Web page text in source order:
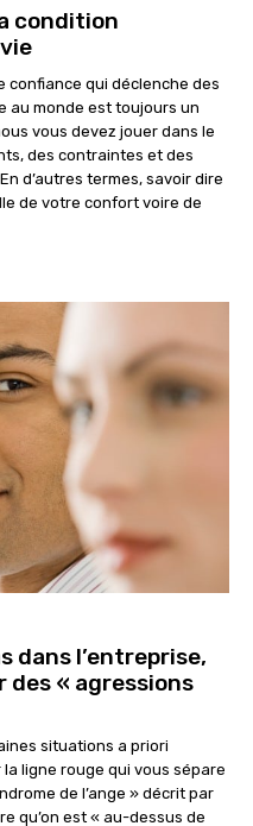
condition
confiance qui déclenche des
au monde est toujours un
vous devez jouer dans le
des contraintes et des
d’autres termes, savoir dire
de votre confort voire de
dans l’entreprise,
des « agressions
situations a priori
ligne rouge qui vous sépare
de l’ange » décrit par
qu’on est « au-dessus de